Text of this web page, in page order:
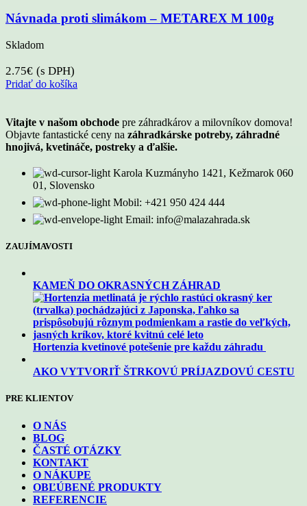
Návnada proti slimákom – METAREX M 100g
Skladom
2.75€ (s DPH)
Pridať do košíka
Vitajte v našom obchode pre záhradkárov a milovníkov domova!
Objavte fantastické ceny na záhradkárske potreby, záhradné
hnojivá, kvetináče, postreky a ďalšie.
Karola Kuzmányho 1421, Kežmarok 060
01, Slovensko
Mobil: +421 950 424 444
Email: info@malazahrada.sk
ZAUJÍMAVOSTI
KAMEŇ DO OKRASNÝCH ZÁHRAD
Hortenzia kvetinové potešenie pre každu záhradu
AKO VYTVORIŤ ŠTRKOVÚ PRÍJAZDOVÚ CESTU
PRE KLIENTOV
O NÁS
BLOG
ČASTÉ OTÁZKY
KONTAKT
O NÁKUPE
OBĽÚBENÉ PRODUKTY
REFERENCIE